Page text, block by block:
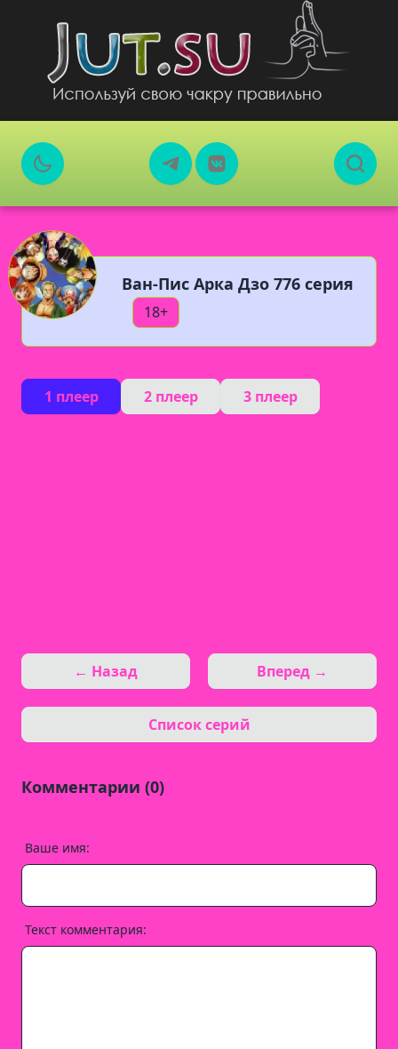
Ван-Пис Арка Дзо 776 серия
18+
1 плеер 2 плеер 3 плеер
← Назад
Список серий
Вперед →
Комментарии (0)
Ваше имя:
Текст комментария: